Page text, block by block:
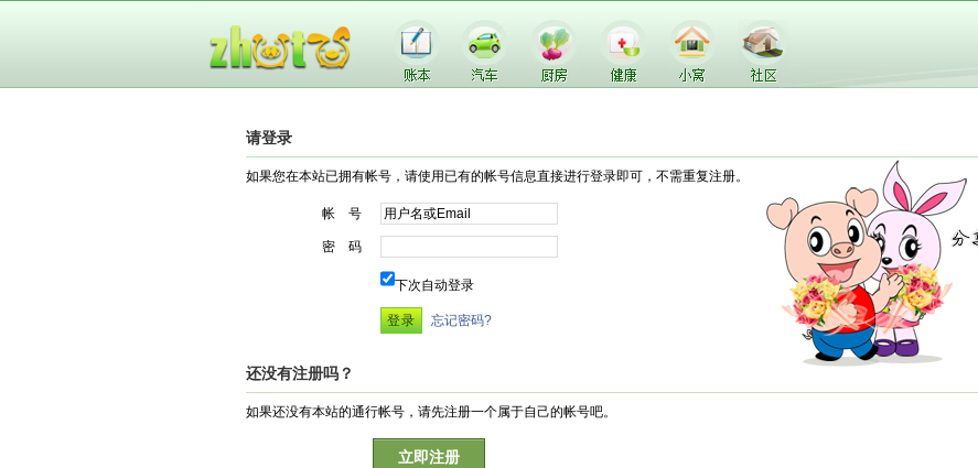
请登录
如果您在本站已拥有帐号，请使用已有的帐号信息直接进行登录即可，不需重复注册。
帐 号
密 码
下次自动登录
忘记密码?
还没有注册吗？
如果还没有本站的通行帐号，请先注册一个属于自己的帐号吧。
立即注册